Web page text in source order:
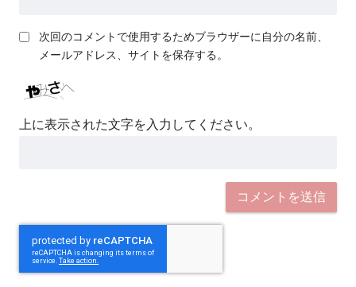
次回のコメントで使用するためブラウザーに自分の名前、
メールアドレス、サイトを保存する。
上に表示された文字を入力してください。